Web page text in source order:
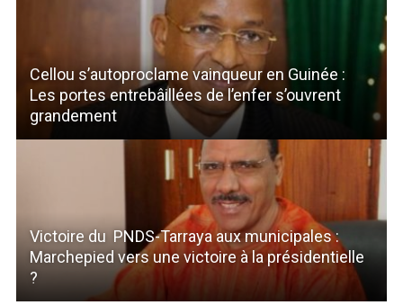
Cellou s’autoproclame vainqueur en Guinée :
Les portes entrebâillées de l’enfer s’ouvrent
grandement
Victoire du PNDS-Tarraya aux municipales :
Marchepied vers une victoire à la présidentielle
?